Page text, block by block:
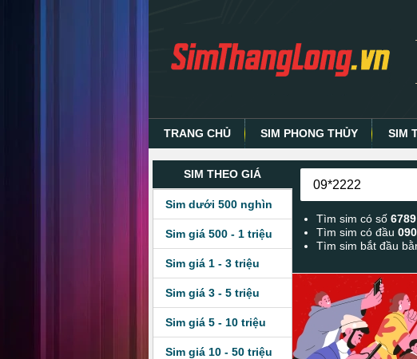
TRANG CHỦ SIM PHONG THỦY SIM
SIM THEO GIÁ
Sim dưới 500 nghìn
Sim giá 500 - 1 triệu
Sim giá 1 - 3 triệu
Sim giá 3 - 5 triệu
Sim giá 5 - 10 triệu
Sim giá 10 - 50 triệu
Tìm sim có số6789
Tìm sim có đầu
Tìm sim bắt đầu